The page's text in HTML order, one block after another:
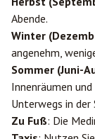
Abende.
Winter
angenehm,
Sommer (Juni-
Innenräumen
Unterwegs in
Zu Fuß: Die